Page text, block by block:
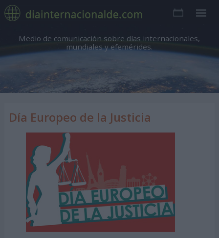
Medio de comunicación sobre días internacionales,
mundiales y efemérides.
Día Europeo de la Justicia